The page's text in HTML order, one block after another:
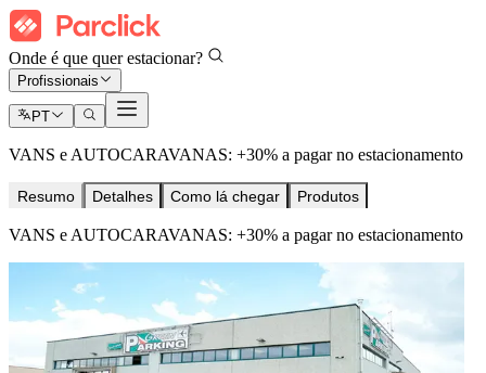
Onde é que quer estacionar?
Profissionais
PT
VANS e AUTOCARAVANAS: +30% a pagar no estacionamento
Resumo Detalhes Como lá chegar Produtos
VANS e AUTOCARAVANAS: +30% a pagar no estacionamento